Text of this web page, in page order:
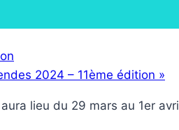
2024 – 11ème édition »
lieu du 29 mars au 1er